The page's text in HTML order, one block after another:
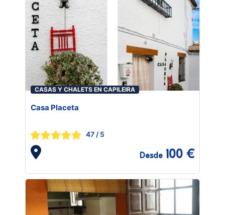
CASAS Y CHALETS EN CAPILEIRA
Casa Placeta
47 / 5
Desde 100 €